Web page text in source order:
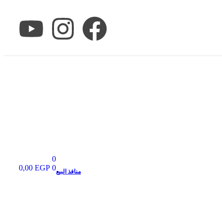
منافذ البيع
0
0
0,00EGP